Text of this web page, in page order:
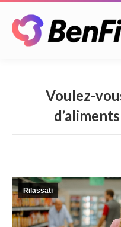
Voulez-
Rilassati